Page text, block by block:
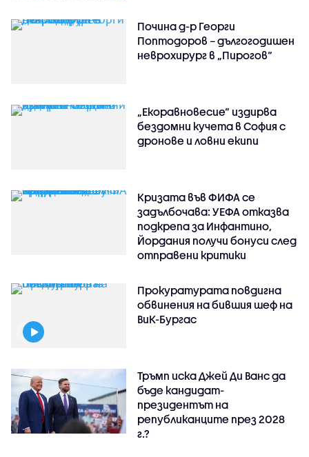
Почина д-р Георги
Поптодоров – дългогодишен
неврохирург в „Пирогов“
„Екоравновесие“ издирва
бездомни кучета в София с
дронове и ловни екипи
Кризата във ФИФА се
задълбочава: УЕФА отказва
подкрепа за Инфантино,
Йордания получи бонуси след
отправени критики
Прокуратурата повдигна
обвинения на бившия шеф на
ВиК-Бургас
Тръмп иска Джей Ди Ванс да
бъде кандидат-
президентът на
републиканците през 2028
г.?